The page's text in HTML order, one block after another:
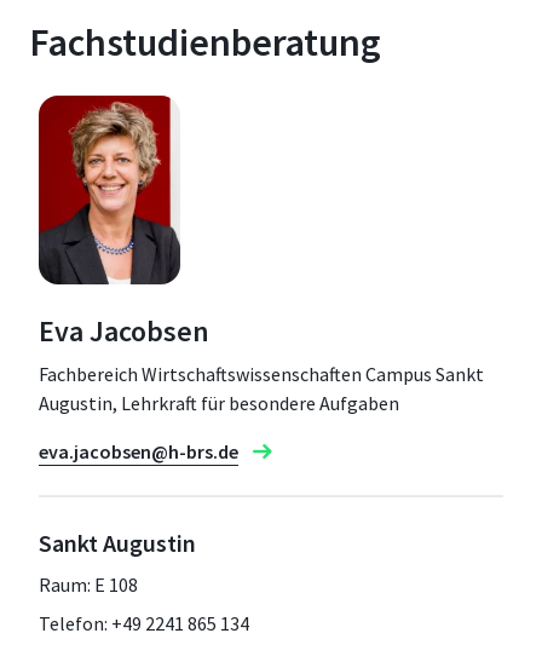
Fachstudienberatung
Eva Jacobsen
Fachbereich Wirtschaftswissenschaften Campus Sankt
Augustin, Lehrkraft für besondere Aufgaben
eva.jacobsen@h-brs.de
Sankt Augustin
Raum: E 108
Telefon: +49 2241 865 134